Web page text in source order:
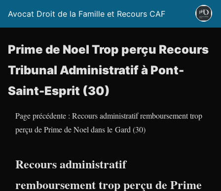
Avocat Droit de la Famille et Recours CAF
Prime de Noel Trop perçu Recours
Tribunal Administratif à Pont-
Saint-Esprit (30)
Page précédente : Recours administratif remboursement trop
perçu de Prime de Noel dans le Gard (30)
Recours administratif
remboursement trop perçu de Prime